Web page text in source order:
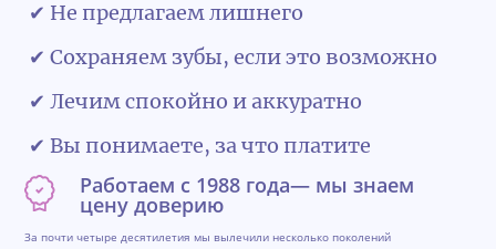
✔ Не предлагаем лишнего
✔ Сохраняем зубы, если это возможно
✔ Лечим спокойно и аккуратно
✔ Вы понимаете, за что платите
Работаем с 1988 года— мы знаем
цену доверию
За почти четыре десятилетия мы вылечили несколько поколений